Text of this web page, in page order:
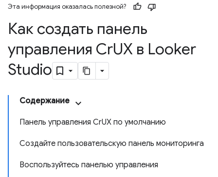
Эта информация оказалась полезной?
Как создать панель
управления CrUX в Looker
Studio
Содержание
Панель управления CrUX по умолчанию
Создайте пользовательскую панель мониторинга
Воспользуйтесь панелью управления